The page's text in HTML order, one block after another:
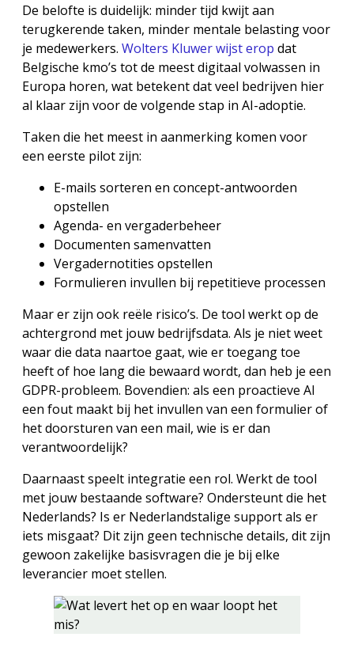
De belofte is duidelijk: minder tijd kwijt aan
terugkerende taken, minder mentale belasting voor
je medewerkers. Wolters Kluwer wijst erop dat
Belgische kmo’s tot de meest digitaal volwassen in
Europa horen, wat betekent dat veel bedrijven hier
al klaar zijn voor de volgende stap in AI-adoptie.
Taken die het meest in aanmerking komen voor
een eerste pilot zijn:
E-mails sorteren en concept-antwoorden
opstellen
Agenda- en vergaderbeheer
Documenten samenvatten
Vergadernotities opstellen
Formulieren invullen bij repetitieve processen
Maar er zijn ook reële risico’s. De tool werkt op de
achtergrond met jouw bedrijfsdata. Als je niet weet
waar die data naartoe gaat, wie er toegang toe
heeft of hoe lang die bewaard wordt, dan heb je een
GDPR-probleem. Bovendien: als een proactieve AI
een fout maakt bij het invullen van een formulier of
het doorsturen van een mail, wie is er dan
verantwoordelijk?
Daarnaast speelt integratie een rol. Werkt de tool
met jouw bestaande software? Ondersteunt die het
Nederlands? Is er Nederlandstalige support als er
iets misgaat? Dit zijn geen technische details, dit zijn
gewoon zakelijke basisvragen die je bij elke
leverancier moet stellen.